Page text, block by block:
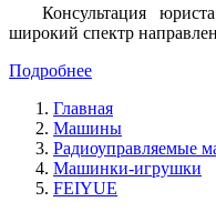
Консультация
широкий спектр
Подробнее
Главная
Машины
Радиоуправляемые
Машинки-игрушки
FEIYUE